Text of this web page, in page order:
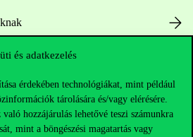
és adatkezelés
érdekében technológiákat, mint például
tárolására és/vagy elérésére.
hozzájárulás lehetővé teszi számunkra
mint a böngészési magatartás vagy